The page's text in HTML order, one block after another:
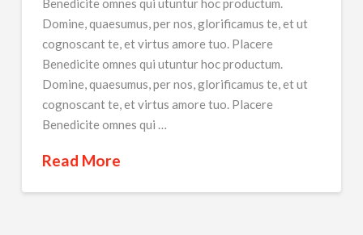
Domine, quaesumus, per nos, glorificamus te, et ut
cognoscant te, et virtus amore tuo. Placere
Benedicite omnes qui utuntur hoc productum.
Domine, quaesumus, per nos, glorificamus te, et ut
cognoscant te, et virtus amore tuo. Placere
Benedicite omnes qui …
Read More